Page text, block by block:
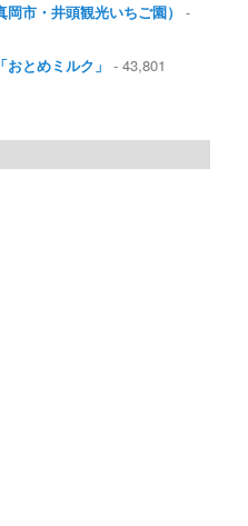
市・井頭観光いちご園）
-
とめミルク」 - 43,801